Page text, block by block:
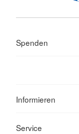
Spenden
Informieren
Service